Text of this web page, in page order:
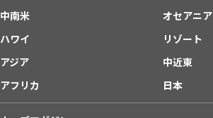
中南米
オセアニア
ハワイ
リゾート
アジア
中近東
アフリカ
日本